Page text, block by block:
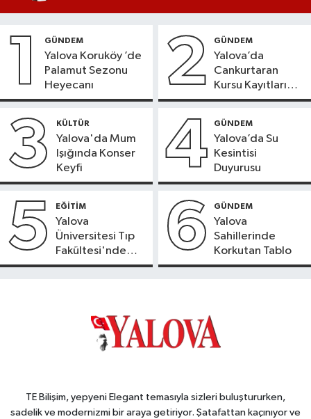
1 GÜNDEM
Yalova Koruköy ’de
Palamut Sezonu
Heyecanı
2 GÜNDEM
Yalova’da
Cankurtaran
Kursu Kayıtları
Başladı
3 KÜLTÜR
Yalova'da Mum
Işığında Konser
Keyfi
4 GÜNDEM
Yalova’da Su
Kesintisi
Duyurusu
5 EĞİTİM
Yalova
Üniversitesi Tıp
Fakültesi'nde
Yeni Dönem
6 GÜNDEM
Yalova
Sahillerinde
Korkutan Tablo
TE Bilişim, yepyeni Elegant temasıyla sizleri buluştururken,
sadelik ve modernizmi bir araya getiriyor. Şatafattan kaçınıyor ve